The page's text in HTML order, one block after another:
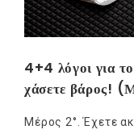
4+4 λόγοι για
χάσετε βάρος!
Μέρος 2°. Έχετε